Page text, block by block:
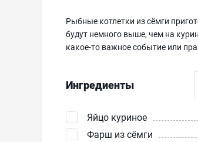
Рыбные котлетки из сёмги
будут немного выше, чем на
какое-то важное событие или
Ингредиенты
Яйцо куриное
Фарш из сёмги